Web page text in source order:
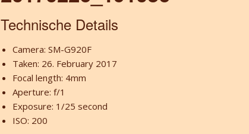
Technische Details
Camera: SM-G920F
Taken: 26. February 2017
Focal length: 4mm
Aperture: f/1
Exposure: 1/25 second
ISO: 200